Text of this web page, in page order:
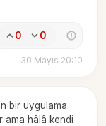
0 0
30 Mayıs 20:10
bir uygulama
ama hâlâ kendi